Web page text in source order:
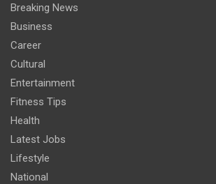
Breaking News
Business
Career
Cultural
Entertainment
Fitness Tips
Health
Latest Jobs
Lifestyle
National